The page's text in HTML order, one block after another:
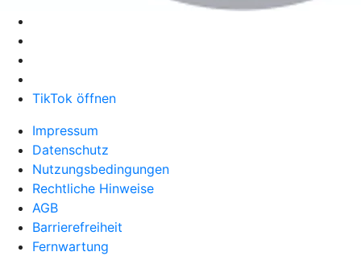
TikTok öffnen
Impressum
Datenschutz
Nutzungsbedingungen
Rechtliche Hinweise
AGB
Barrierefreiheit
Fernwartung